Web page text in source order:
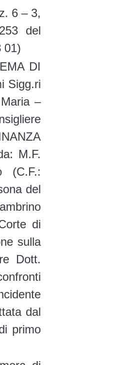
6 – 3,
del
01)
DI
Sigg.ri
–
M.F.
(C.F.:
del
di
sulla
Dott.
dal
primo